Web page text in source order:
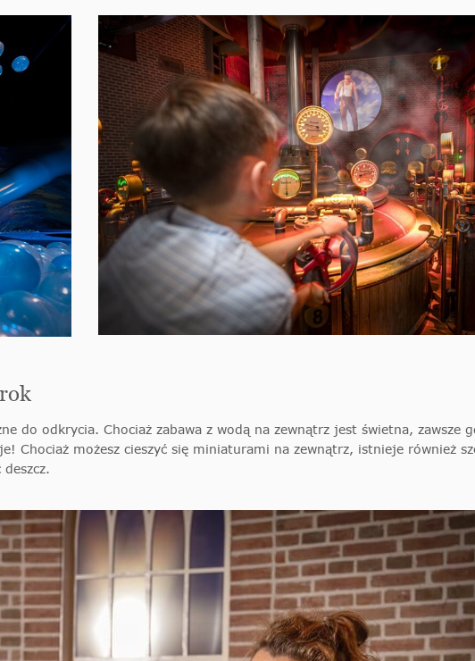
do odkrycia. Chociaż zabawa z wodą na zewnątrz jest świetna, zawsze
Chociaż możesz cieszyć się miniaturami na zewnątrz, istnieje również